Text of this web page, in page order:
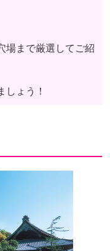
場まで厳選してご紹
しょう！